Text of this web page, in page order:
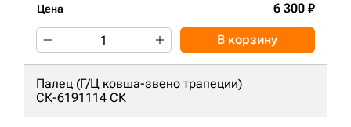
Цена 6 300 ₽
В корзину
Палец (Г/Ц ковша-звено трапеции)
СК-6191114 СК